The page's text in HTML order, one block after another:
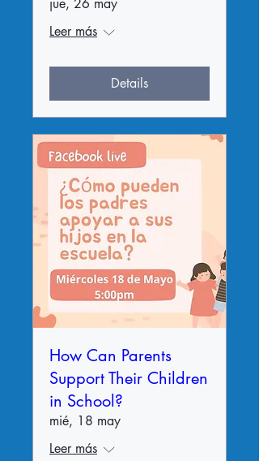
jue, 26 may
Leer más
Details
How Can Parents
Support Their Children
in School?
mié, 18 may
Leer más